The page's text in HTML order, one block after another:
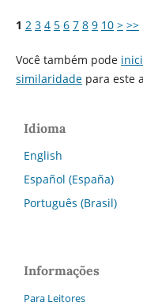
1 2 3 4 5 6 7 8 9 10 > >>
Você também pode
similaridadepara este
Idioma
English
Español (España)
Português (Brasil)
Informações
Para Leitores